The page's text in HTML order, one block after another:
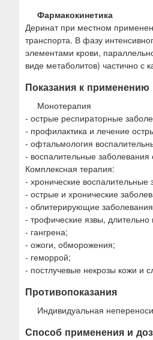
Фармакокинетика
Деринат при местном
транспорта. В фазу
элементами крови,
виде метаболитов) частично с
Показания к применению
Монотерапия
- острые респираторные
- профилактика и лечение
- офтальмология
- воспалительные заболевания
Комплексная терапия:
- хронические воспалительные
- острые и хронические
- облитерирующие
- трофические язвы,
- гангрена;
- ожоги, обморожения;
- геморрой;
- постлучевые некрозы кожи и
Противопоказания
Индивидуальная
Способ применения и